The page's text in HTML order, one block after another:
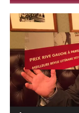
Lecteur
vidéo